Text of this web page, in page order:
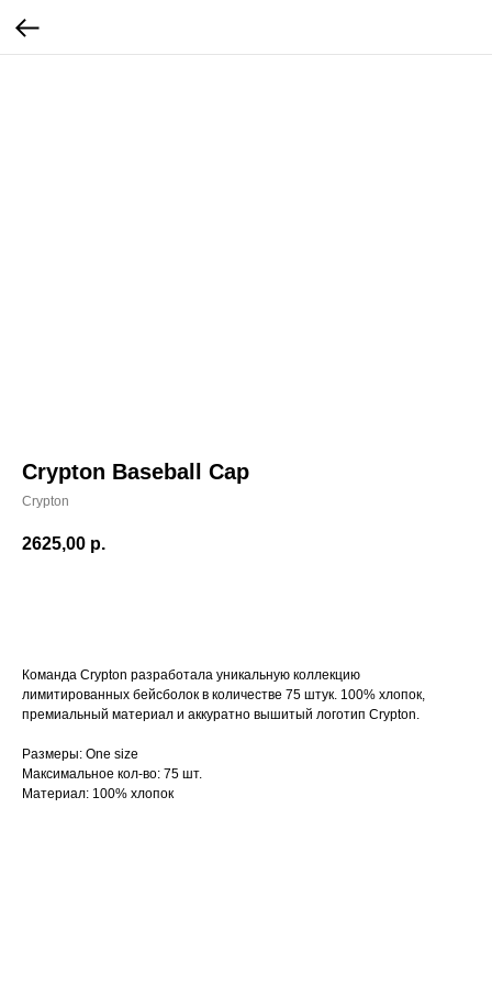
Crypton Baseball Cap
Crypton
2625,00 р.
Команда Crypton разработала уникальную коллекцию
лимитированных бейсболок в количестве 75 штук. 100% хлопок,
премиальный материал и аккуратно вышитый логотип Crypton.
Размеры: One size
Максимальное кол-во: 75 шт.
Материал: 100% хлопок